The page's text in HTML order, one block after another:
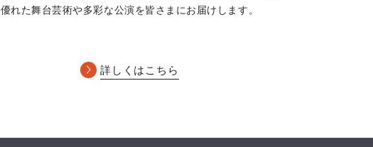
優れた舞台芸術や多彩な公演を皆さまにお届けします。
詳しくはこちら